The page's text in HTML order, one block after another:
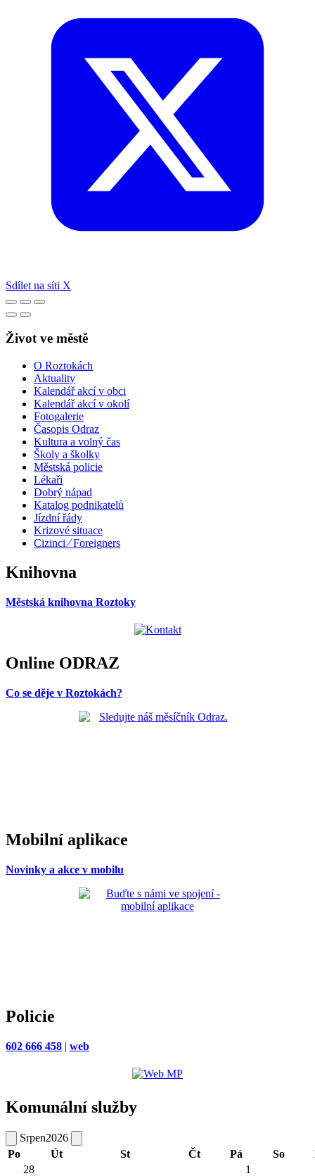
Sdílet na síti X
Život ve městě
O Roztokách
Aktuality
Kalendář akcí v obci
Kalendář akcí v okolí
Fotogalerie
Časopis Odraz
Kultura a volný čas
Školy a školky
Městská policie
Lékaři
Dobrý nápad
Katalog podnikatelů
Jízdní řády
Krizové situace
Cizinci ⁄ Foreigners
Knihovna
Městská knihovna Roztoky
Online ODRAZ
Co se děje v Roztokách?
Mobilní aplikace
Novinky a akce v mobilu
Policie
602 666 458 | web
Komunální služby
Srpen2026
Po
Út St Čt Pá So
28
1